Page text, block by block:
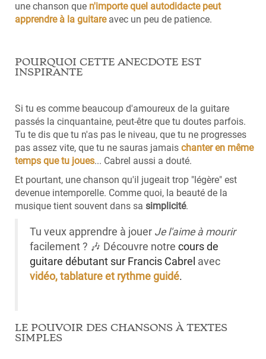
une chanson que n'importe quel autodidacte peut
apprendre à la guitareavec un peu de patience.
POURQUOI CETTE ANECDOTE EST
INSPIRANTE
Si tu es comme beaucoup d'amoureux de la guitare
passés la cinquantaine, peut-être que tu doutes parfois.
Tu te dis que tu n'as pas le niveau, que tu ne progresses
pas assez vite, que tu ne sauras jamais chanter en même
temps que tu joues... Cabrel aussi a douté.
Et pourtant, une chanson qu'il jugeait trop "légère" est
devenue intemporelle. Comme quoi, la beauté de la
musique tient souvent dans sa simplicité.
Tu veux apprendre à jouer Je l'aime à mourir
facilement ? 🎶 Découvre notre cours de
guitare débutant sur Francis Cabrel avec
vidéo, tablature et rythme guidé.
LE POUVOIR DES CHANSONS À TEXTES
SIMPLES